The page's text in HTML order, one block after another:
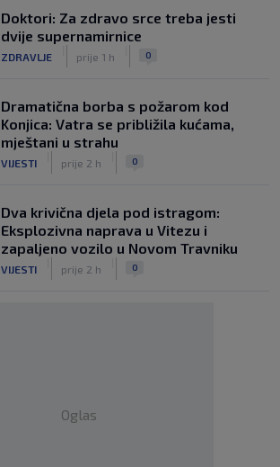
Doktori: Za zdravo srce treba jesti
dvije supernamirnice
ZDRAVLJE prije 1 h 0
Dramatična borba s požarom kod
Konjica: Vatra se približila kućama,
mještani u strahu
VIJESTI prije 2 h 0
Dva krivična djela pod istragom:
Eksplozivna naprava u Vitezu i
zapaljeno vozilo u Novom Travniku
VIJESTI prije 2 h 0
Oglas